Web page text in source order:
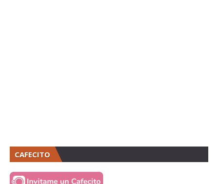
CAFECITO